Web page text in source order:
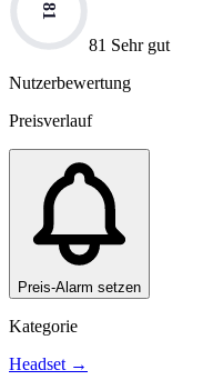
81
81 Sehr gut
Nutzerbewertung
Preisverlauf
Preis-Alarm setzen
Kategorie
Headset →